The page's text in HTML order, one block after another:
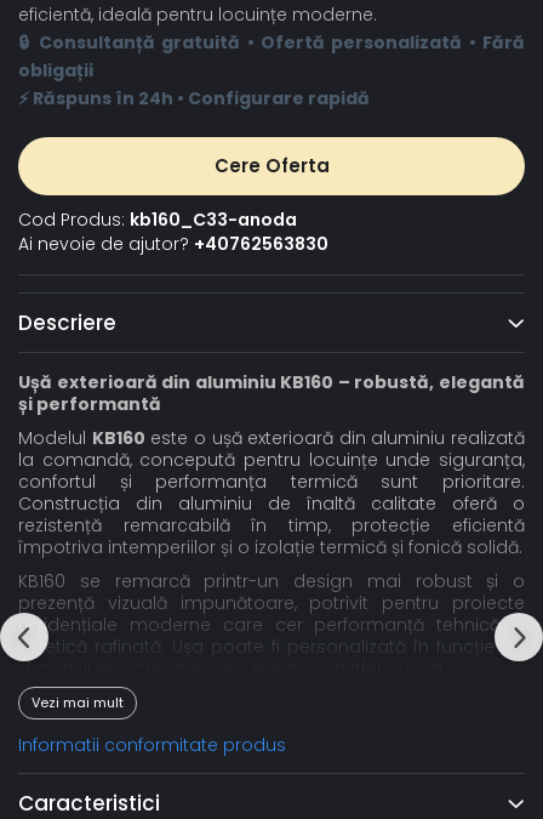
eficientă, ideală pentru locuințe moderne.
🔒 Consultanță gratuită • Ofertă personalizată • Fără
obligații
⚡ Răspuns în 24h • Configurare rapidă
Cere Oferta
Cod Produs: kb160_C33-anoda
Ai nevoie de ajutor? +40762563830
Descriere
Ușă exterioară din aluminiu KB160 – robustă, elegantă
și performantă
Modelul KB160 este o ușă exterioară din aluminiu realizată
la comandă, concepută pentru locuințe unde siguranța,
confortul și performanța termică sunt prioritare.
Construcția din aluminiu de înaltă calitate oferă o
rezistență remarcabilă în timp, protecție eficientă
împotriva intemperiilor și o izolație termică și fonică solidă.
KB160 se remarcă printr-un design mai robust și o
prezență vizuală impunătoare, potrivit pentru proiecte
rezidențiale moderne care cer performanță tehnică și
estetică rafinată. Ușa poate fi personalizată în funcție de
dimensiuni, culoare și finisaje, astfel încât să se
potrivească perfect cu arhitectura casei tale.
👉Cere ofertă personalizată pentru ușa KB160
📞+40 726 583 830
Specificații tehnice:
Vezi mai mult
Informatii conformitate produs
Caracteristici